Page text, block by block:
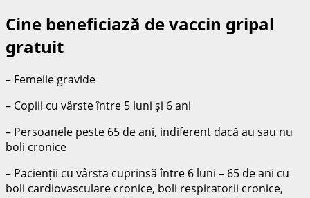
Cine beneficiază de vaccin gripal
gratuit
– Femeile gravide
– Copiii cu vârste între 5 luni și 6 ani
– Persoanele peste 65 de ani, indiferent dacă au sau nu
boli cronice
– Pacienții cu vârsta cuprinsă între 6 luni – 65 de ani cu
boli cardiovasculare cronice, boli respiratorii cronice,